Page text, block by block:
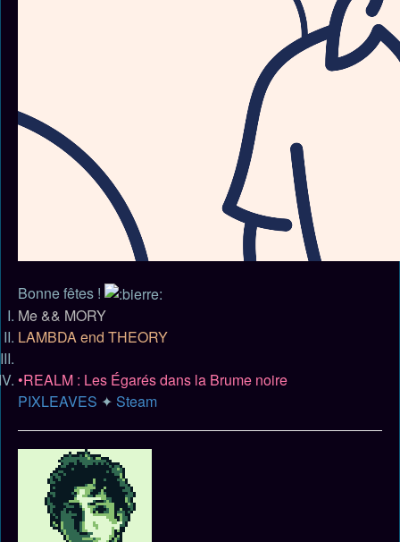
Bonne fêtes !
Me && MORY
LAMBDA end THEORY
•REALM : Les Égarés dans la Brume noire
PIXLEAVES ✦ Steam